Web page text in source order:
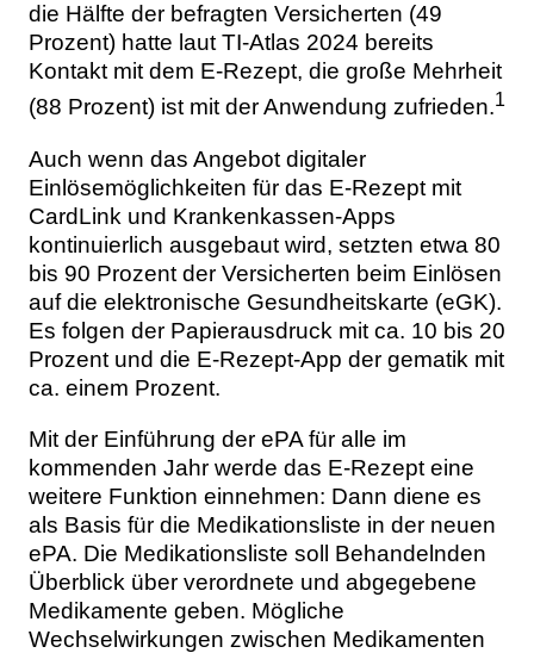
die Hälfte der befragten Versicherten (49
Prozent) hatte laut TI-Atlas 2024 bereits
Kontakt mit dem E-Rezept, die große Mehrheit
(88 Prozent) ist mit der Anwendung zufrieden.1
Auch wenn das Angebot digitaler
Einlösemöglichkeiten für das E-Rezept mit
CardLink und Krankenkassen-Apps
kontinuierlich ausgebaut wird, setzten etwa 80
bis 90 Prozent der Versicherten beim Einlösen
auf die elektronische Gesundheitskarte (eGK).
Es folgen der Papierausdruck mit ca. 10 bis 20
Prozent und die E-Rezept-App der gematik mit
ca. einem Prozent.
Mit der Einführung der ePA für alle im
kommenden Jahr werde das E-Rezept eine
weitere Funktion einnehmen: Dann diene es
als Basis für die Medikationsliste in der neuen
ePA. Die Medikationsliste soll Behandelnden
Überblick über verordnete und abgegebene
Medikamente geben. Mögliche
Wechselwirkungen zwischen Medikamenten